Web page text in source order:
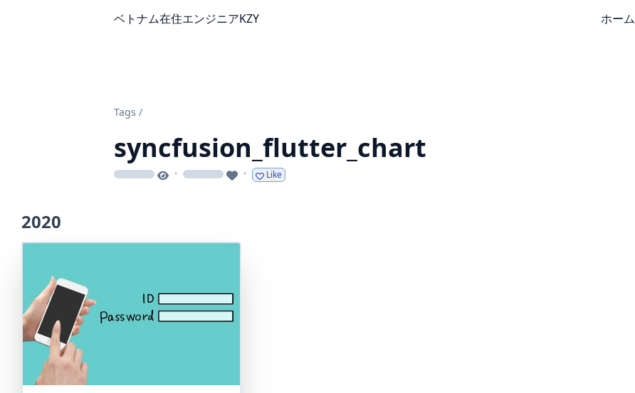
ベトナム在住エンジニアKZY ホーム
Tags /
syncfusion_flutter_chart
loading · loading · Like
2020